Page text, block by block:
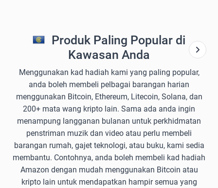
Produk Paling Popular di
Kawasan Anda
Menggunakan kad hadiah kami yang paling popular,
anda boleh membeli pelbagai barangan harian
menggunakan Bitcoin, Ethereum, Litecoin, Solana, dan
200+ mata wang kripto lain. Sama ada anda ingin
menampung langganan bulanan untuk perkhidmatan
penstriman muzik dan video atau perlu membeli
barangan rumah, gajet teknologi, atau buku, kami sedia
membantu. Contohnya, anda boleh membeli kad hadiah
Amazon dengan mudah menggunakan Bitcoin atau
kripto lain untuk mendapatkan hampir semua yang